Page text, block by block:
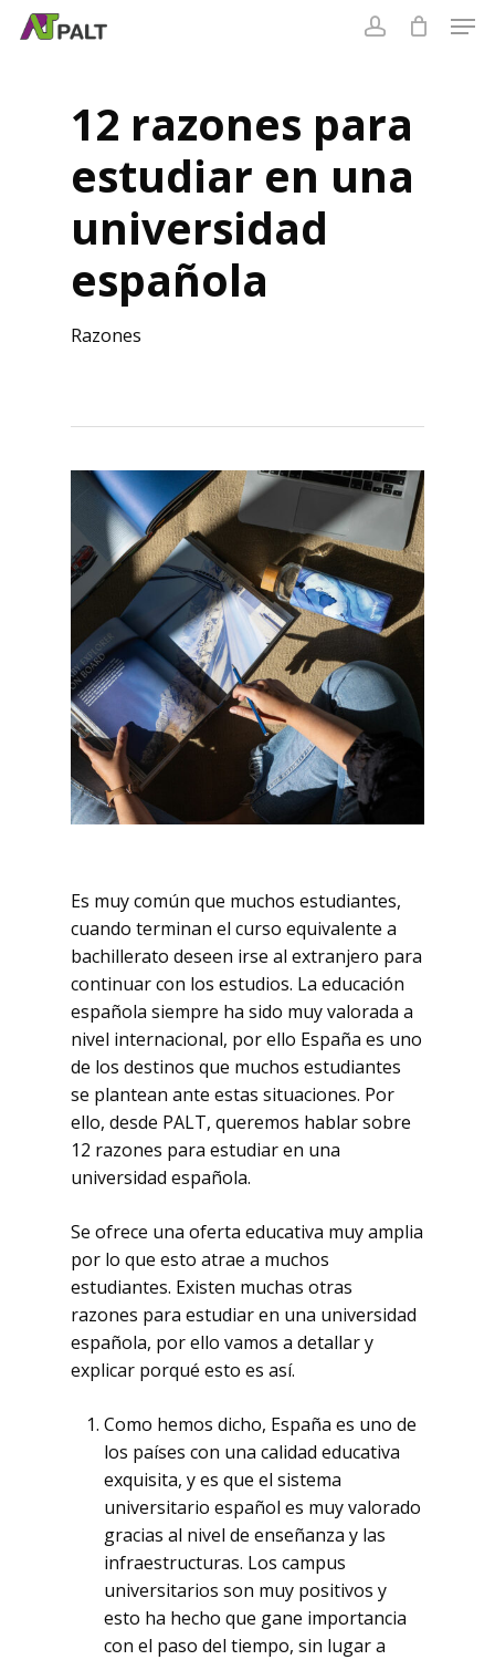
Skip
12 razones para
estudiar en una
universidad
española
Razones
Es muy común que muchos estudiantes,
cuando terminan el curso equivalente a
bachillerato deseen irse al extranjero para
continuar con los estudios. La educación
española siempre ha sido muy valorada a
nivel internacional, por ello España es uno
de los destinos que muchos estudiantes
se plantean ante estas situaciones. Por
ello, desde PALT, queremos hablar sobre
12 razones para estudiar en una
universidad española.
Se ofrece una oferta educativa muy amplia
por lo que esto atrae a muchos
estudiantes. Existen muchas otras
razones para estudiar en una universidad
española, por ello vamos a detallar y
explicar porqué esto es así.
Como hemos dicho, España es uno de
los países con una calidad educativa
exquisita, y es que el sistema
universitario español es muy valorado
gracias al nivel de enseñanza y las
infraestructuras. Los campus
universitarios son muy positivos y
esto ha hecho que gane importancia
con el paso del tiempo, sin lugar a